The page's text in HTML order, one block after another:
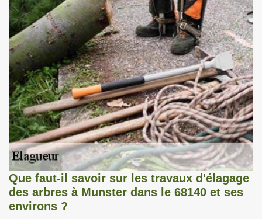
Que faut-il savoir sur les travaux d'élagage
des arbres à Munster dans le 68140 et ses
environs ?